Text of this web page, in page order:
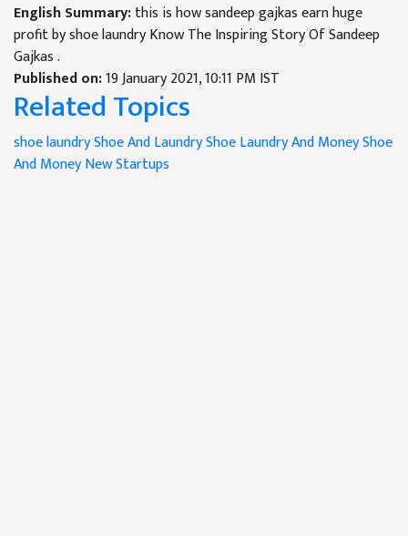
English Summary:this is how sandeep gajkas earn huge
profit by shoe laundry Know The Inspiring Story Of Sandeep
Gajkas .
Published on:19 January 2021, 10:11 PM IST
Related Topics
shoe laundryShoe And LaundryShoe Laundry And MoneyShoe
And MoneyNew Startups